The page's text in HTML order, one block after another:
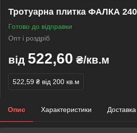
Тротуарна плитка ФАЛКА
Готово до відправки
Опт і роздріб
від 522,60 ₴/кв.м
522,59 ₴ від 200 кв.м
Опис Характеристики Доставка